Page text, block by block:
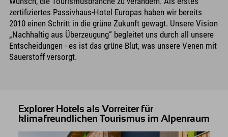
zertifiziertes Passivhaus-Hotel Europas haben wir bereits
2010 einen Schritt in die grüne Zukunft gewagt. Unsere Vision
„Nachhaltig aus Überzeugung“ begleitet uns durch all unsere
Entscheidungen - es ist das grüne Blut, was unsere Venen mit
Sauerstoff versorgt.
Explorer Hotels als Vorreiter für
klimafreundlichen Tourismus im Alpenraum